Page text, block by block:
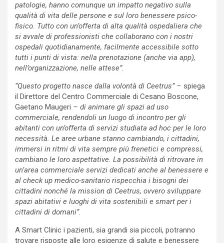
patologie, hanno comunque un impatto negativo sulla
qualità di vita delle persone e sul loro benessere psico-
fisico. Tutto con un’offerta di alta qualità ospedaliera che
si avvale di professionisti che collaborano con i nostri
ospedali quotidianamente, facilmente accessibile sotto
tutti i punti di vista: nella prenotazione (anche via app),
nell’organizzazione, nelle attese”.
“Questo progetto nasce dalla volontà di Ceetrus” – spiega
il Direttore del Centro Commerciale di Cesano Boscone,
Gaetano Maugeri – di animare gli spazi ad uso
commerciale, rendendoli un luogo di incontro per gli
abitanti con un’offerta di servizi studiata ad hoc per le loro
necessità. Le aree urbane stanno cambiando, i cittadini,
immersi in ritmi di vita sempre più frenetici e compressi,
cambiano le loro aspettative. La possibilità di ritrovare in
un’area commerciale servizi dedicati anche al benessere e
al check up medico-sanitario rispecchia i bisogni dei
cittadini nonché la mission di Ceetrus, ovvero sviluppare
spazi abitativi e luoghi di vita sostenibili e smart per i
cittadini di domani”.
A Smart Clinic i pazienti, sia grandi sia piccoli, potranno
trovare risposte alle loro esigenze di salute e benessere